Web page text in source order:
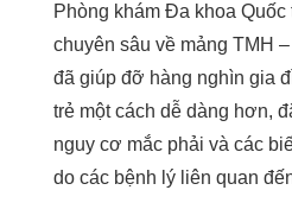
Phòng khám Đa khoa
chuyên sâu về mảng TMH
đã giúp đỡ hàng nghìn gia
trẻ một cách dễ dàng hơn,
nguy cơ mắc phải và các
do các bệnh lý liên quan